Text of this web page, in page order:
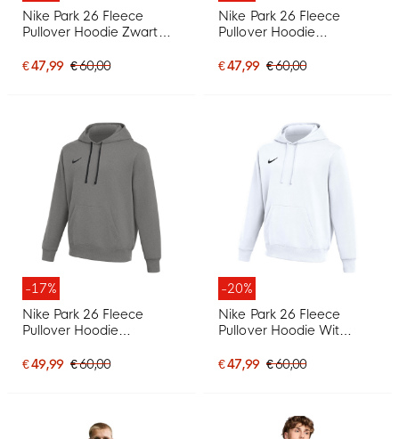
Nike Park 26 Fleece
Pullover Hoodie Zwart
€ 47,99 € 60,00
Nike Park 26 Fleece
Pullover Hoodie
€ 47,99 € 60,00
-17%
Nike Park 26 Fleece
Pullover Hoodie
€ 49,99 € 60,00
-20%
Nike Park 26 Fleece
Pullover Hoodie Wit
€ 47,99 € 60,00